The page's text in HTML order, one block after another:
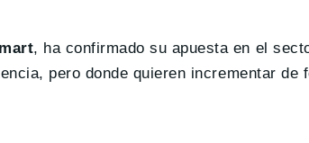
, ha confirmado su apuesta en el
pero donde quieren incrementar de